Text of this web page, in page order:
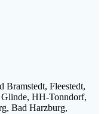
Fleestedt,
HH-Tonndorf,
Bad Harzburg,